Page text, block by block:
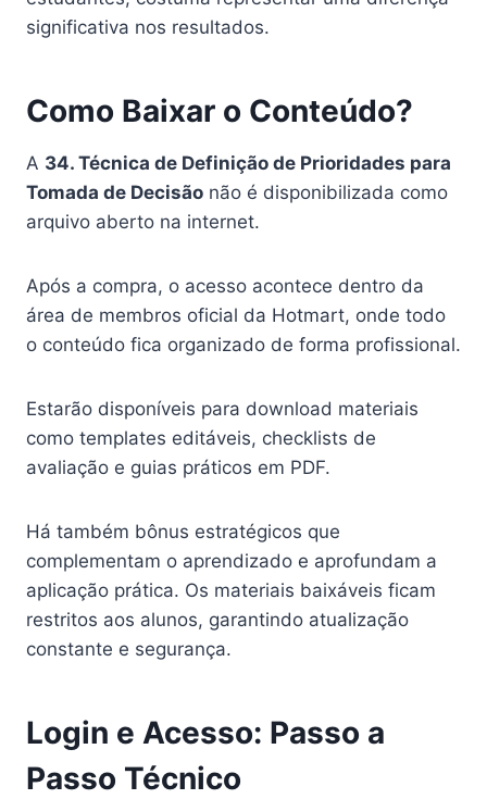
significativa nos resultados.
Como Baixar o Conteúdo?
A 34. Técnica de Definição de Prioridades para
Tomada de Decisão não é disponibilizada como
arquivo aberto na internet.
Após a compra, o acesso acontece dentro da
área de membros oficial da Hotmart, onde todo
o conteúdo fica organizado de forma profissional.
Estarão disponíveis para download materiais
como templates editáveis, checklists de
avaliação e guias práticos em PDF.
Há também bônus estratégicos que
complementam o aprendizado e aprofundam a
aplicação prática. Os materiais baixáveis ficam
restritos aos alunos, garantindo atualização
constante e segurança.
Login e Acesso: Passo a
Passo Técnico